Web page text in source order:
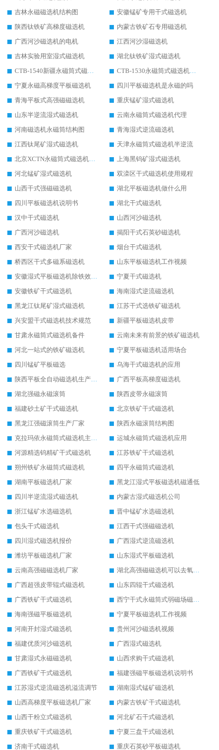
吉林永磁磁选机结构图
安徽锰矿专用干式磁选机
陕西钛铁矿高梯度磁选机
内蒙古铁矿石专用磁选机
广西河沙磁选机的电机
江西河沙湿磁选机
吉林实验用室湿式磁选机
湖北钛铁矿湿式磁选机
CTB-1540新疆永磁筒式磁选机
CTB-1530永磁筒式磁选机代理商
宁夏永磁高梯度平板磁选机
四川平板磁选机是永磁的吗
青海平板式高强磁磁选机
重庆锰矿湿式磁选机
山东半逆流湿式磁选机
云南永磁筒式磁选机代理
河南磁选机永磁筒结构图
青海湿式逆流磁选机
江西钛尾矿湿式磁选机
天津永磁筒式磁选机半逆流
北京XCTN永磁筒式磁选机磁块位置
上海黑钨矿湿式磁选机
河北锰矿湿式磁选机
双滦区干式磁选机使用规程
山西干式强磁磁选机
湖北平板磁选机做什么用
四川平板磁选机说明书
湖北干式磁选机
汉中干式磁选机
山西河沙磁选机
广西河沙磁选机
揭阳干式石英砂磁选机
西安干式磁选机厂家
烟台干式磁选机
桥西区干式多磁系磁选机
山东平板磁选机工作视频
安徽湿式平板磁选机除铁效果怎么样
宁夏干式磁选机
安徽铁矿干式磁选机
海南湿式逆流磁选机
黑龙江钛尾矿湿式磁选机
江苏干式选铁矿磁选机
兴安盟干式磁选机技术规范
新疆平板磁选机皮带
甘肃永磁筒式磁选机备件
云南未来有前景的铁矿磁选机
河北一站式的铁矿磁选机
宁夏平板磁选机适用场合
四川锰矿平板磁选
乌海干式磁选机的应用
陕西平板全自动磁选机生产厂家
广西平板高梯度磁选机
湖北强磁永磁滚筒
陕西皮带永磁滚筒
福建砂土矿干式磁选机
北京铁矿干式磁选机
黑龙江强磁滚筒生产厂家
陕西永磁滚筒结构图
克拉玛依永磁筒式磁选机主要技术参数
运城永磁筒式磁选机应用
河源精选钨精矿干式磁选机
江苏铁矿干式磁选机
朔州铁矿永磁筒式磁选机
四平永磁筒式磁选机
湖南平板磁选机厂家
黑龙江湿式平板磁选机磁通低
四川半逆流湿式磁选机
内蒙古湿式磁选机公司
浙江锰矿水选磁选机
晋中锰矿水选磁选机
包头干式磁选机
江西干式强磁磁选机
四川湿式磁选机报价
广西湿式逆流磁选机
潍坊平板磁选机厂家
山东湿式平板磁选机
云南高强磁磁选机厂家
湖北高强磁磁选机可以去氧化铝
广西超强皮带辊式磁选机
山东四辊干式磁选机
广西铁矿干式磁选机
西宁干式永磁筒式弱磁场磁选机结构图
海南强磁平板磁选机
宁夏平板磁选机工作视频
河南开封湿式磁选机
贵州河沙磁选机视频
福建优质河沙磁选机
广西湿式磁选机
甘肃湿式永磁磁选机
山西求购干式磁选机
广西铁矿干式磁选机
福建强磁平板磁选机说明书
江苏湿式逆流磁选机溢流调节
湖南湿式锰矿磁选机
山西高梯度平板磁选机厂家
内蒙古铁矿干式磁选机
山西干粉立式磁选机
河北矿石干式磁选机
重庆铁矿干式磁选机
宁夏三盘干式磁选机
济南干式磁选机
重庆石英砂平板磁选机